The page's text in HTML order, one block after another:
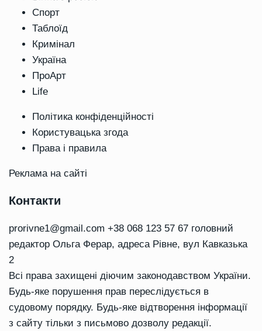
Спорт
Таблоїд
Кримінал
Україна
ПроАрт
Life
Політика конфіденційності
Користувацька згода
Права і правила
Реклама на сайті
Контакти
prorivne1@gmail.com +38 068 123 57 67 головний
редактор Ольга Ферар, адреса Рівне, вул Кавказька
2
Всі права захищені діючим законодавством України.
Будь-яке порушення прав переслідується в
судовому порядку. Будь-яке відтворення інформації
з сайту тільки з письмово дозволу редакції.